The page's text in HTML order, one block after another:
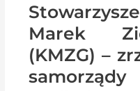
Marek
(KMZG) –